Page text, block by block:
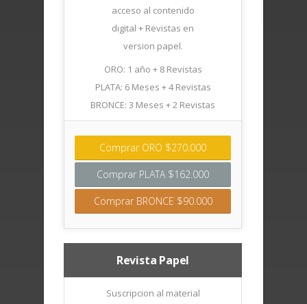
acceso al contenido
digital + Revistas en
version papel.
ORO: 1 año + 8 Revistas
PLATA: 6 Meses + 4 Revistas
BRONCE: 3 Meses + 2 Revistas
Comprar ORO $270.000
Comprar PLATA $162.000
Comprar BRONCE $90.000
Revista Papel
Suscripcion al material